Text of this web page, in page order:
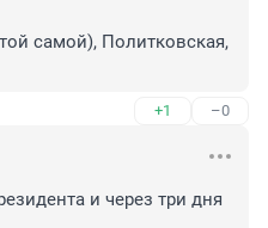
самой), Политковская,
+1 –0
и через три дня